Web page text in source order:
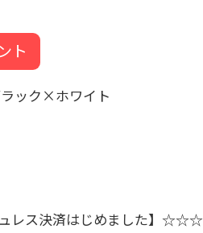
ト
ク×ホワイト
レス決済はじめました】☆☆☆